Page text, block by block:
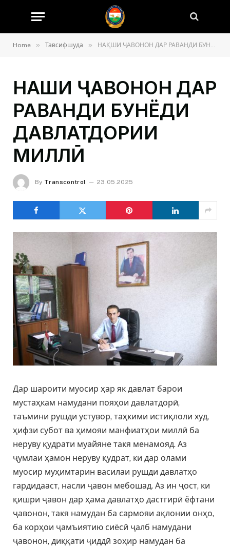
Home » Тавсифшуда » НАҚШИ ҶАВОНОН ДАР РАВАНДИ БУНЁДИ ДАВЛАТДОРИИ МИЛЛӢ
НАҚШИ ҶАВОНОН ДАР
РАВАНДИ БУНЁДИ
ДАВЛАТДОРИИ
МИЛЛӢ
By Transcontrol 23.05.2025
Дар шароити муосир ҳар як давлат барои
мустаҳкам намудани пояҳои давлатдорӣ,
таъмини рушди устувор, таҳкими истиқлоли худ,
ҳифзи субот ва ҳимояи манфиатҳои миллӣ ба
неруву қудрати муайяне такя менамояд. Аз
ҷумлаи ҳамон неруву қудрат, ки дар олами
муосир муҳимтарин василаи рушди давлатҳо
гардидааст, насли ҷавон мебошад. Аз ин ҷост, ки
қишри ҷавон дар ҳама давлатҳо дастгирӣ ёфтани
ҷавонон, такя намудан ба сармояи ақлонии онҳо,
ба корҳои ҷамъиятию сиёсӣ ҷалб намудани
ҷавонон, диққати ҷиддӣ зоҳир намудан ба